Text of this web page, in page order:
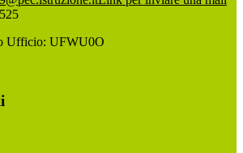
Ufficio: UFWU0O